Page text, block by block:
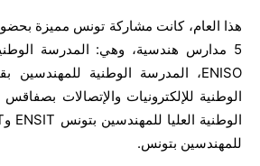
5 مدارس هندسية، وهي: المدرسة
للمهندسين بتونس.